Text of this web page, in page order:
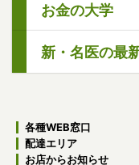
お金の大学
新・名医の最
各種WEB窓口
配達エリア
お店からお知らせ